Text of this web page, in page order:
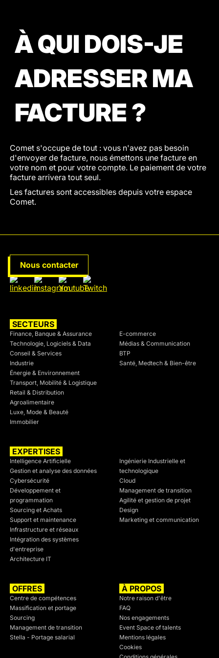
À QUI DOIS-JE
ADRESSER MA
FACTURE ?
Comet s'occupe de tout : vous n'avez pas besoin
d'envoyer de facture, nous émettons une facture en
votre nom et pour votre compte. Le paiement de votre
facture arrivera tout seul.
Les factures sont accessibles depuis votre espace
Comet.
SECTEURS
Finance, Banque & Assurance
Technologie, Logiciels & Data
Conseil & Services
Industrie
Énergie & Environnement
Transport, Mobilité & Logistique
Retail & Distribution
Agroalimentaire
Luxe, Mode & Beauté
Immobilier
E-commerce
Médias & Communication
BTP
Santé, Medtech & Bien-être
EXPERTISES
Intelligence Artificielle
Gestion et analyse des données
Cybersécurité
Développement et
programmation
Sourcing et Achats
Support et maintenance
Infrastructure et réseaux
Intégration des systèmes
d'entreprise
Architecture IT
Ingénierie Industrielle et
technologique
Cloud
Management de transition
Agilité et gestion de projet
Design
Marketing et communication
Nous contacter
OFFRES
Centre de compétences
Massification et portage
Sourcing
Management de transition
Stella - Portage salarial
À PROPOS
Notre raison d'être
FAQ
Nos engagements
Event Space of talents
Mentions légales
Cookies